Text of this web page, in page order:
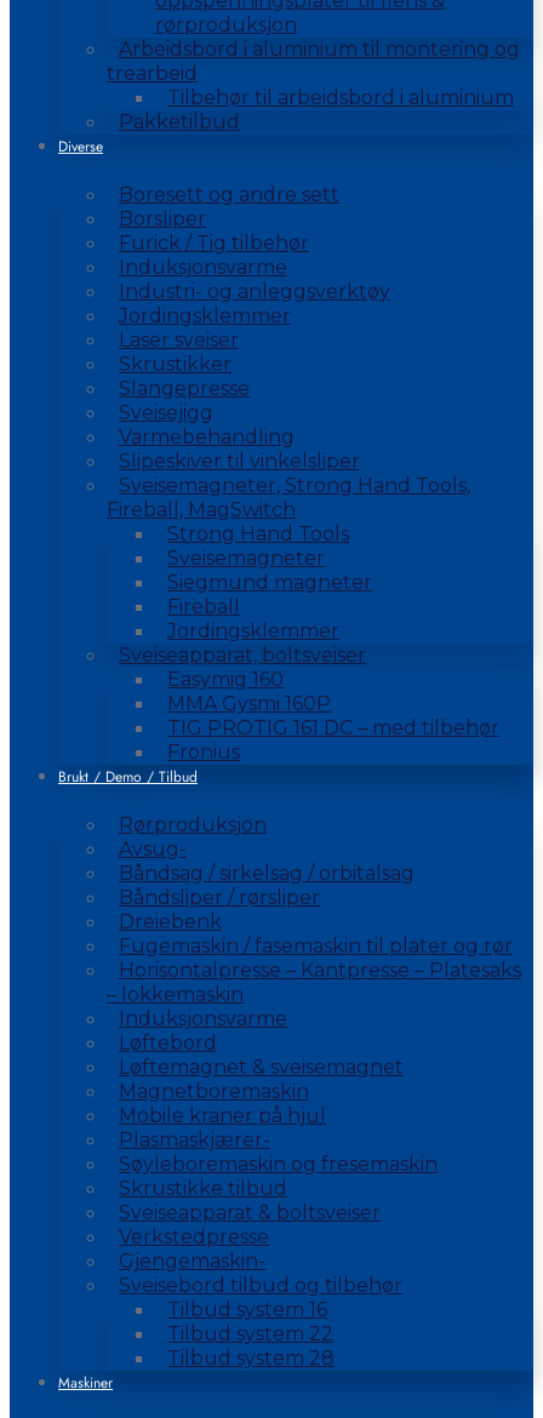
rørproduksjon
Arbeidsbord i aluminium til montering og
trearbeid
Tilbehør til arbeidsbord i aluminium
Pakketilbud
Diverse
Boresett og andre sett
Borsliper
Furick / Tig tilbehør
Induksjonsvarme
Industri- og anleggsverktøy
Jordingsklemmer
Laser sveiser
Skrustikker
Slangepresse
Sveisejigg
Varmebehandling
Slipeskiver til vinkelsliper
Sveisemagneter, Strong Hand Tools,
Fireball, MagSwitch
Strong Hand Tools
Sveisemagneter
Siegmund magneter
Fireball
Jordingsklemmer
Sveiseapparat, boltsveiser
Easymig 160
MMA Gysmi 160P
TIG PROTIG 161 DC – med tilbehør
Fronius
Brukt / Demo / Tilbud
Rørproduksjon
Avsug-
Båndsag / sirkelsag / orbitalsag
Båndsliper / rørsliper
Dreiebenk
Fugemaskin / fasemaskin til plater og rør
Horisontalpresse – Kantpresse – Platesaks
– lokkemaskin
Induksjonsvarme
Løftebord
Løftemagnet & sveisemagnet
Magnetboremaskin
Mobile kraner på hjul
Plasmaskjærer-
Søyleboremaskin og fresemaskin
Skrustikke tilbud
Sveiseapparat & boltsveiser
Verkstedpresse
Gjengemaskin-
Sveisebord tilbud og tilbehør
Tilbud system 16
Tilbud system 22
Tilbud system 28
Maskiner